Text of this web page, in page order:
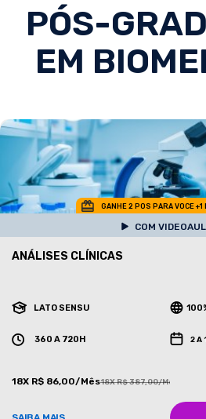
PÓS-
EM
GANHE 2 POS PARA VOCE +1
COM
ANÁLISES CLÍNICAS
LATO SENSU
360 A 720H 2 A
18X R$ 86,00/Mês18X R$ 387,00/Mês